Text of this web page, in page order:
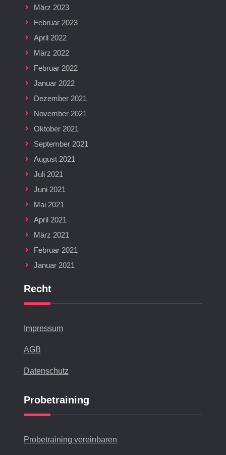
März 2023
Februar 2023
April 2022
März 2022
Februar 2022
Januar 2022
Dezember 2021
November 2021
Oktober 2021
September 2021
August 2021
Juli 2021
Juni 2021
Mai 2021
April 2021
März 2021
Februar 2021
Januar 2021
Recht
Impressum
AGB
Datenschutz
Probetraining
Probetraining vereinbaren